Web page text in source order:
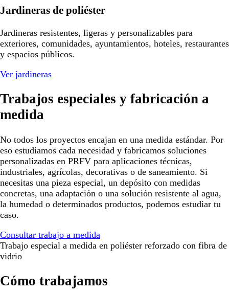
Jardineras de poliéster
Jardineras resistentes, ligeras y personalizables para
exteriores, comunidades, ayuntamientos, hoteles, restaurantes
y espacios públicos.
Ver jardineras
Trabajos especiales y fabricación a
medida
No todos los proyectos encajan en una medida estándar. Por
eso estudiamos cada necesidad y fabricamos soluciones
personalizadas en PRFV para aplicaciones técnicas,
industriales, agrícolas, decorativas o de saneamiento. Si
necesitas una pieza especial, un depósito con medidas
concretas, una adaptación o una solución resistente al agua,
la humedad o determinados productos, podemos estudiar tu
caso.
Consultar trabajo a medida
Trabajo especial a medida en poliéster reforzado con fibra de
vidrio
Cómo trabajamos